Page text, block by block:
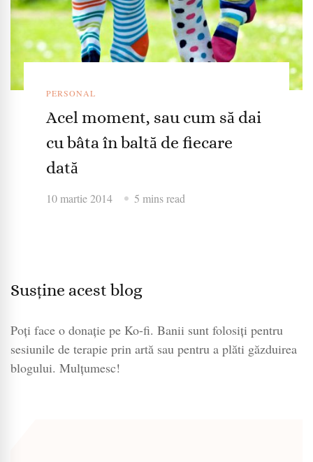
PERSONAL
Acel moment, sau cum să dai
cu bâta în baltă de fiecare
dată
10 martie 2014 5 mins read
Susține acest blog
Poți face o donație pe Ko-fi. Banii sunt folosiți pentru
sesiunile de terapie prin artă sau pentru a plăti găzduirea
blogului. Mulțumesc!